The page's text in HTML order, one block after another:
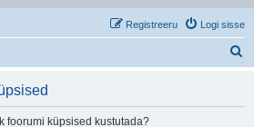
Logi sisse
Registreeru
foorumi küpsised kustutada?